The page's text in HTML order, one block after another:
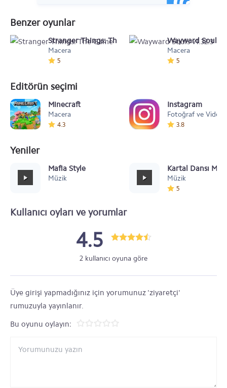
Benzer oyunlar
Stranger Things: The Game
Macera
5
Wayward Souls
Macera
5
Editörün seçimi
Minecraft
Macera
4.3
Instagram
Fotoğraf ve Video
3.8
Yeniler
Mafia Style
Müzik
Kartal Dansı
Müzik
5
Kullanıcı oyları ve yorumlar
4.5
2 kullanıcı oyuna göre
Üye girişi yapmadığınız için yorumunuz 'ziyaretçi'
rumuzuyla yayınlanır.
Bu oyunu oylayın: